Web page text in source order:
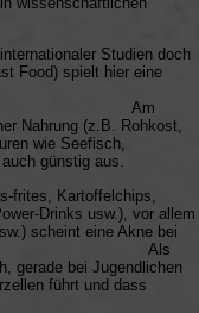
Studien doch
Food) spielt hier eine
Nahrung (z.B. Rohkost,
wie Seefisch,
günstig aus.
frites, Kartoffelchips,
Drinks usw.), vor allem
scheint eine Akne bei
Als
gerade bei Jugendlichen
führt und dass